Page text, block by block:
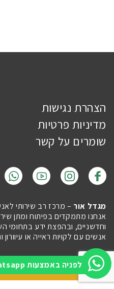
לפניה באמצעות Whatsapp
הצהרת נגישות
מדיניות פרטיות
שומרים על קשר
מגדל אור – מרכז רב שירותי
אנחנו מתמקדים בפיתוח ומתן
וחדשניים, ובהפצת ידע בתחומי
אנשים עם לקויות ראייה או
Imaginet